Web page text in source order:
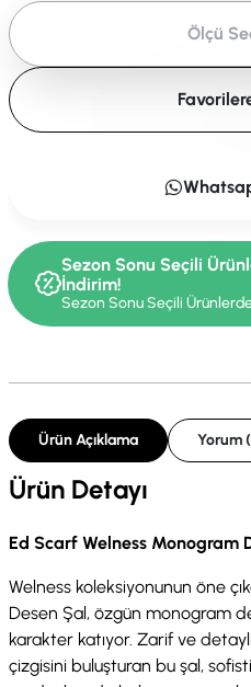
Ölçü
Sezon Sonu Seçili
İndirim!
Sezon Sonu Seçili
Ürün Açıklama
Ürün Detayı
Ed Scarf Welness Monogram
Welness koleksiyonunun öne
Desen Şal, özgün monogram
karakter katıyor. Zarif ve
çizgisini buluşturan bu şal,